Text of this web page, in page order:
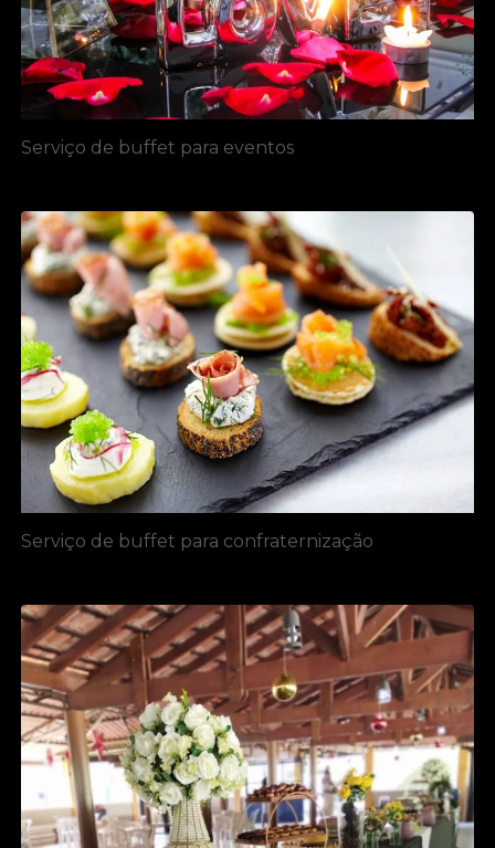
Serviço de buffet para eventos
Serviço de buffet para confraternização